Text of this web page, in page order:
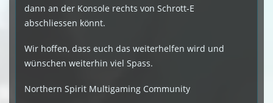
dann an der Konsole rechts von Schrott-E
abschliessen könnt.
Wir hoffen, dass euch das weiterhelfen wird und
wünschen weiterhin viel Spass.
Northern Spirit Multigaming Community